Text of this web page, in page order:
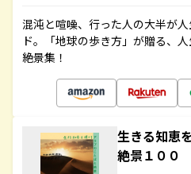
混沌と喧噪、行った人の大半が
ド。「地球の歩き方」が贈る、
絶景集！
生きる知恵
絶景１００